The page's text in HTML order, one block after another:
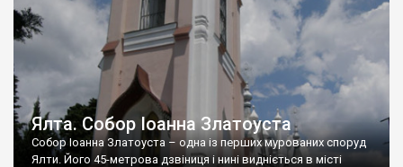
Ялта. Собор Іоанна Златоуста
Собор Іоанна Златоуста – одна із перших мурованих споруд
Ялти. Його 45-метрова дзвіниця і нині видніється в місті